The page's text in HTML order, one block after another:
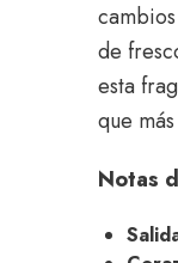
de
esta
que
Notas